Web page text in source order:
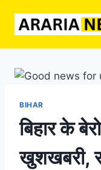
BIHAR
बिहार के
खुशखबरी,